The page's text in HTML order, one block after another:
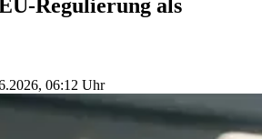
Regulierung als
06:12 Uhr